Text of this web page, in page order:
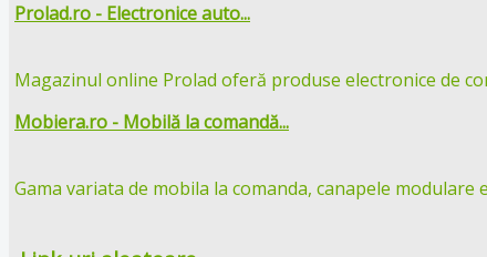
Prolad.ro - Electronice auto...
Magazinul online Prolad oferă produse electronice de
Mobiera.ro - Mobilă la comandă...
Gama variata de mobila la comanda, canapele